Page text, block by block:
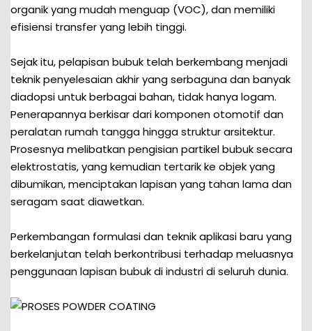
organik yang mudah menguap (VOC), dan memiliki
efisiensi transfer yang lebih tinggi.
Sejak itu, pelapisan bubuk telah berkembang menjadi
teknik penyelesaian akhir yang serbaguna dan banyak
diadopsi untuk berbagai bahan, tidak hanya logam.
Penerapannya berkisar dari komponen otomotif dan
peralatan rumah tangga hingga struktur arsitektur.
Prosesnya melibatkan pengisian partikel bubuk secara
elektrostatis, yang kemudian tertarik ke objek yang
dibumikan, menciptakan lapisan yang tahan lama dan
seragam saat diawetkan.
Perkembangan formulasi dan teknik aplikasi baru yang
berkelanjutan telah berkontribusi terhadap meluasnya
penggunaan lapisan bubuk di industri di seluruh dunia.